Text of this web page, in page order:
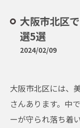
大阪市北区
選5選
2024/02/09
大阪市北区には、
さんあります。中
ーが守られ落ち着